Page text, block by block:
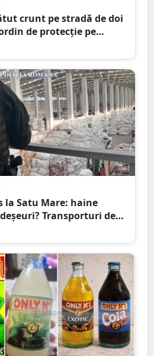
crunt pe stradă de doi
de protecție pe
la Satu Mare: haine
Transporturi de
presupus falsificate